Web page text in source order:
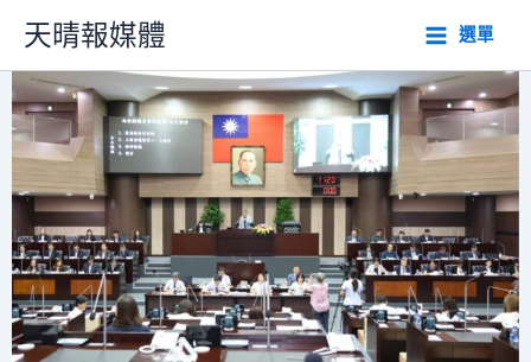
主
要
內
容
天晴報媒體 選單